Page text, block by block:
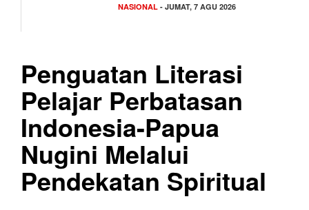
NASIONAL - JUMAT, 7 AGU 2026
NASIONAL - JUMAT, 7 AGU 2026
Penguatan Literasi
Pelajar Perbatasan
Indonesia-Papua
Nugini Melalui
Pendekatan Spiritual